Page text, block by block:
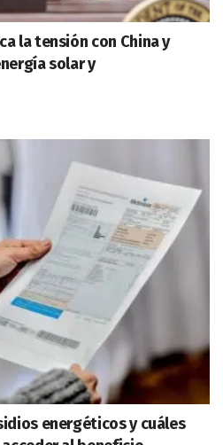
la tensión con China y
solar y
energéticos y cuáles